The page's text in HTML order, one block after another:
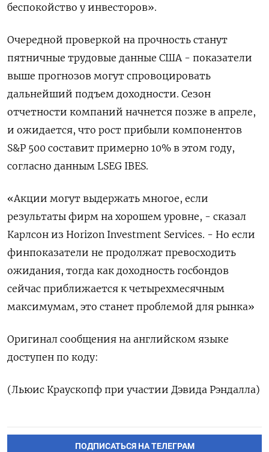
беспокойство у инвесторов».
Очередной проверкой на прочность станут
пятничные трудовые данные США - показатели
выше прогнозов могут спровоцировать
дальнейший подъем доходности. Сезон
отчетности компаний начнется позже в апреле,
и ожидается, что рост прибыли компонентов
S&P 500 составит примерно 10% в этом году,
согласно данным LSEG IBES.
«Акции могут выдержать многое, если
результаты фирм на хорошем уровне, - сказал
Карлсон из Horizon Investment Services. - Но если
финпоказатели не продолжат превосходить
ожидания, тогда как доходность госбондов
сейчас приближается к четырехмесячным
максимумам, это станет проблемой для рынка»
Оригинал сообщения на английском языке
доступен по коду:
(Льюис Краускопф при участии Дэвида Рэндалла)
ПОДПИСАТЬСЯ НА ТЕЛЕГРАМ